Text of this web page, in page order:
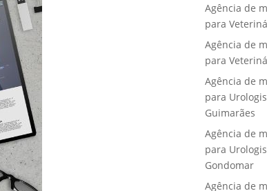
Agência de
para
Agência de
para
Agência de
para
Guimarães
Agência de
para
Gondomar
Agência de